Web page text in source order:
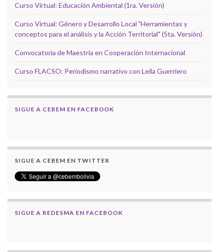
Curso Virtual: Educación Ambiental (1ra. Versión)
Curso Virtual: Género y Desarrollo Local "Herramientas y
conceptos para el análisis y la Acción Territorial" (5ta. Versión)
Convocatoria de Maestría en Cooperación Internacional
Curso FLACSO: Periodismo narrativo con Leila Guerriero
SIGUE A CEBEM EN FACEBOOK
SIGUE A CEBEM EN TWITTER
SIGUE A REDESMA EN FACEBOOK